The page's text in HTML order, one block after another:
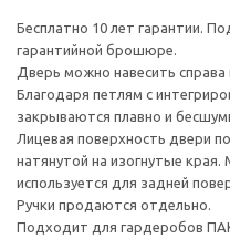
Бесплатно 10 лет гарантии.
гарантийной брошюре.
Дверь можно навесить справа
Благодаря петлям с
закрываются плавно и
Лицевая поверхность двери
натянутой на изогнутые
используется для задней
Ручки продаются отдельно.
Подходит для гардеробов